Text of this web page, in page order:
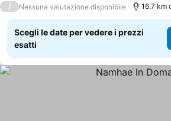
/ Nessuna valutazione disponibile 16.7 km
Scegli le date per vedere i prezzi
esatti